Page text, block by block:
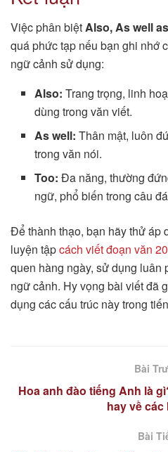
Việc phân biệtAlso, As well
quá phức tạp nếu bạn ghi nhớ
ngữ cảnh sử dụng:
Also: Trang trọng, linh
dùng trong văn viết.
As well: Thân mật, luôn
trong văn nói.
Too: Đa năng, thường
ngữ, phổ biến trong câu
Để thành thạo, bạn hãy thử áp
luyện tậpcách viết đoạn văn
quen hàng ngày, sử dụng luân
ngữ cảnh. Hy vọng bài viết đã
dụng các cấu trúc này trong
Bài
Hoa anh đào tiếng Anh là
hay về các
Bài